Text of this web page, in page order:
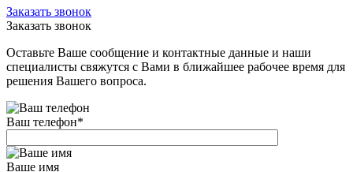
Заказать звонок
Заказать звонок
Оставьте Ваше сообщение и контактные данные и наши
специалисты свяжутся с Вами в ближайшее рабочее время для
решения Вашего вопроса.
Ваш телефон*
Ваше имя